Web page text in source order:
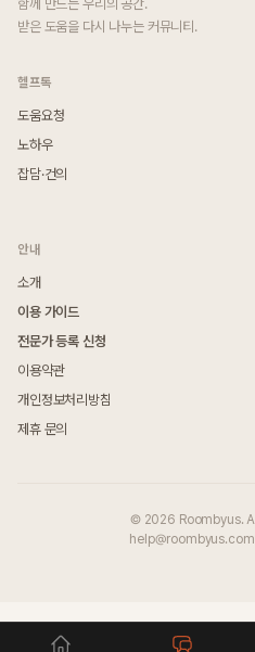
함께 만드는 우리의 공간.
받은 도움을 다시 나누는 커뮤니티.
헬프톡
도움요청
노하우
잡담·건의
안내
소개
이용 가이드
전문가 등록 신청
이용약관
개인정보처리방침
제휴 문의
© 2026 Roombyus.
help@roombyus.com